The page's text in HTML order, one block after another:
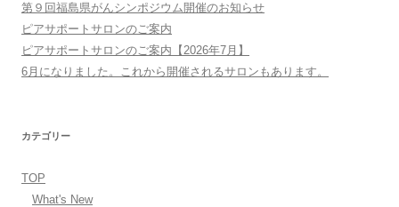
第９回福島県がんシンポジウム開催のお知らせ
ピアサポートサロンのご案内
ピアサポートサロンのご案内【2026年7月】
6月になりました。これから開催されるサロンもあります。
カテゴリー
TOP
What's New